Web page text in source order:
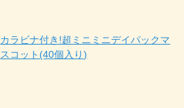
カラビナ付き!超ミニミニデイパックマ
スコット(40個入り)